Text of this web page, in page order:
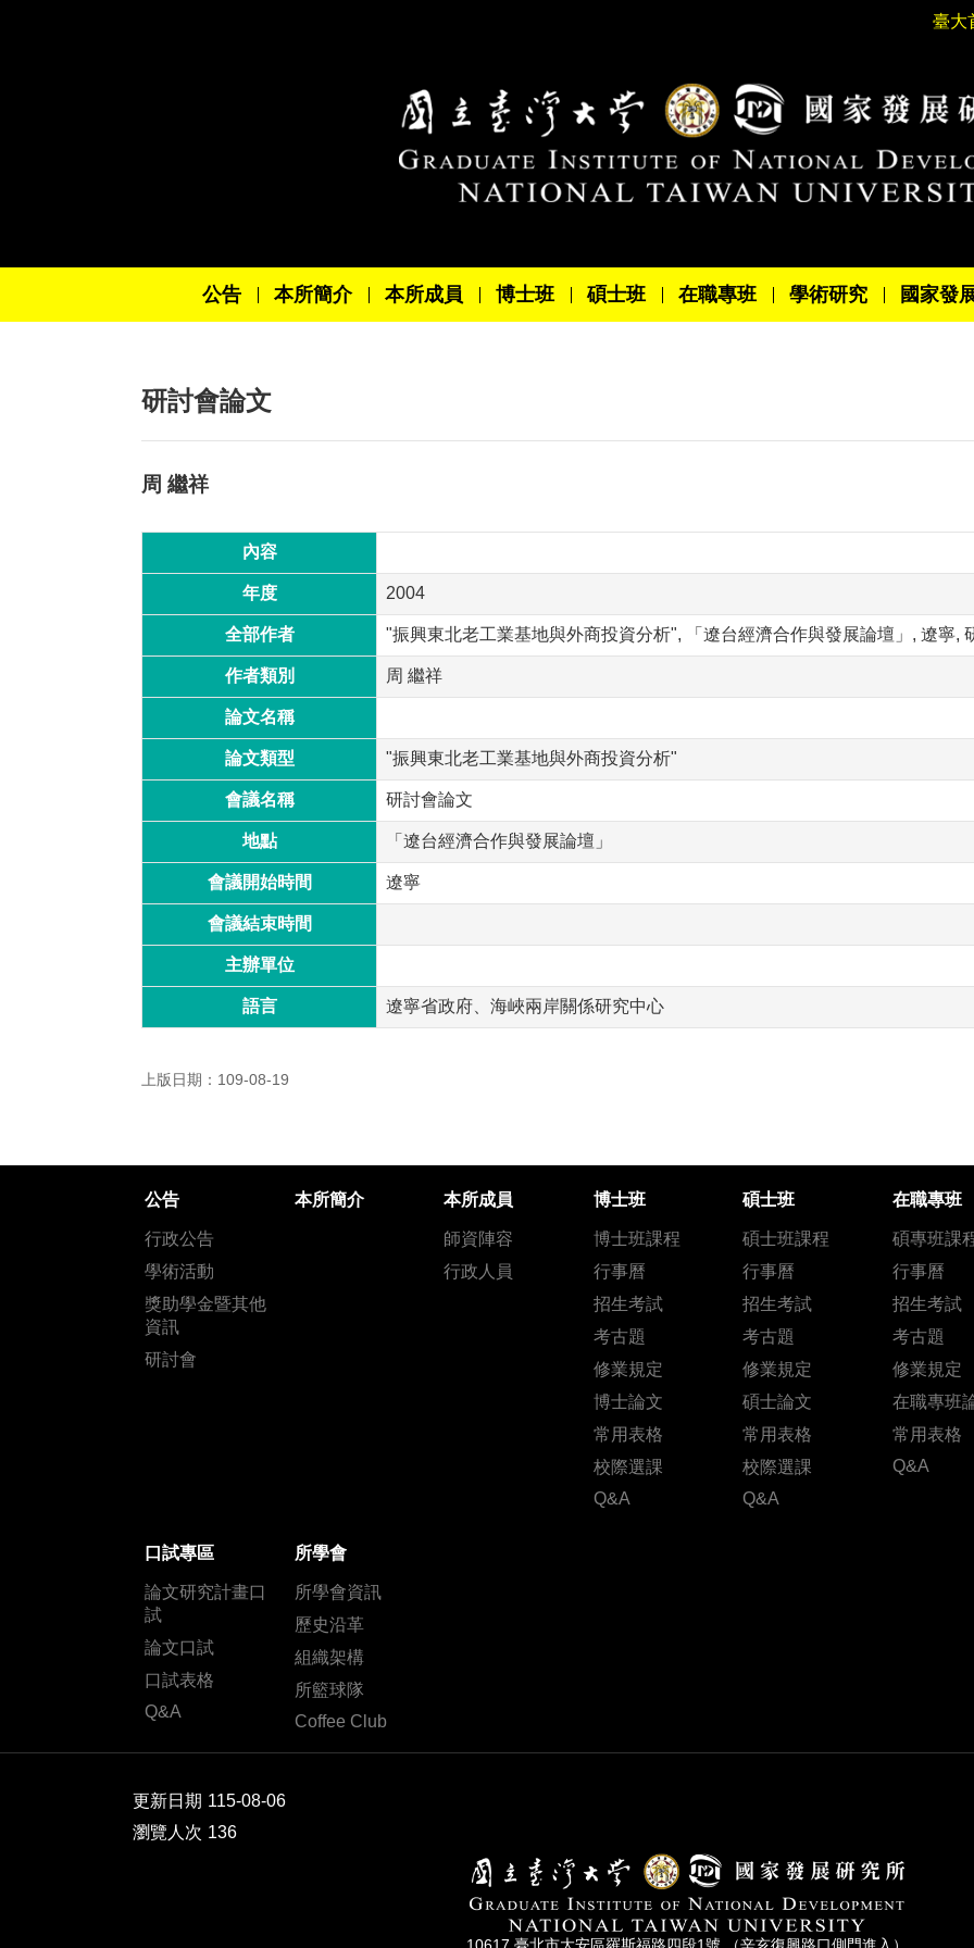
臺大
公告 本所簡介 本所成員 博士班 碩士班 在職專班 學術研究 國家發
研討會論文
周 繼祥
內容
年度 2004
全部作者 "振興東北老工業基地與外商投資分析", 「遼台經濟合作與發展論壇」, 遼寧,
作者類別 周 繼祥
論文名稱
論文類型 "振興東北老工業基地與外商投資分析"
會議名稱 研討會論文
地點 「遼台經濟合作與發展論壇」
會議開始時間 遼寧
會議結束時間
主辦單位
語言 遼寧省政府、海峽兩岸關係研究中心
上版日期：109-08-19
公告
行政公告
學術活動
獎助學金暨其他
資訊
研討會
本所簡介 本所成員
師資陣容
行政人員
博士班
博士班課程
行事曆
招生考試
考古題
修業規定
博士論文
常用表格
校際選課
Q&A
碩士班
碩士班課程
行事曆
招生考試
考古題
修業規定
碩士論文
常用表格
校際選課
Q&A
在職專班
碩專班課
行事曆
招生考試
考古題
修業規定
在職專班
常用表格
Q&A
口試專區
論文研究計畫口
試
論文口試
口試表格
Q&A
所學會
所學會資訊
歷史沿革
組織架構
所籃球隊
Coffee Club
更新日期 115-08-06
瀏覽人次 136